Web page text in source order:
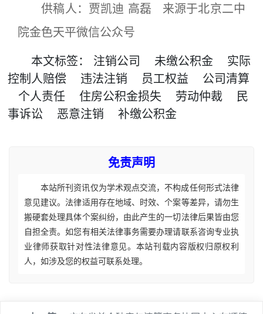
供稿人：贾凯迪 高磊 来源于北京二中
院金色天平微信公众号
本文标签： 注销公司 未缴公积金
实际
控制人赔偿
违法注销 员工权益
公司清算
个人责任
住房公积金损失 劳动仲裁
民
事诉讼
恶意注销 补缴公积金
免责声明
本站所刊资讯仅为学术观点交流，不构成任何形式法律
意见建议。法律适用存在地域、时效、个案等差异，请勿生
搬硬套处理具体个案纠纷，由此产生的一切法律后果皆由您
自担全责。如您有相关法律事务需要办理请联系咨询专业执
业律师获取针对性法律意见。本站刊载内容版权归原权利
人，如涉及您的权益可联系处理。